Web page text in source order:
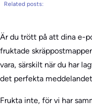
Related posts:
Är du trött på att dina e-
fruktade
vara, särskilt när du har
det perfekta
Frukta inte, för vi har